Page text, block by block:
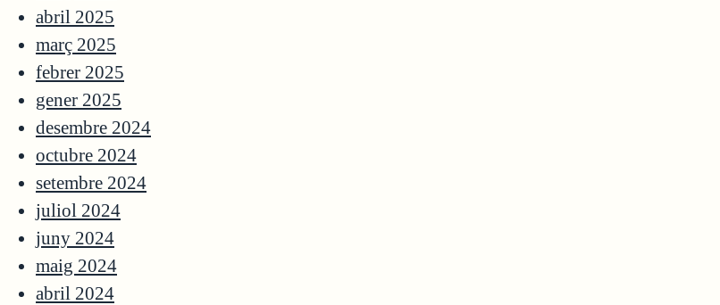
abril 2025
març 2025
febrer 2025
gener 2025
desembre 2024
octubre 2024
setembre 2024
juliol 2024
juny 2024
maig 2024
abril 2024